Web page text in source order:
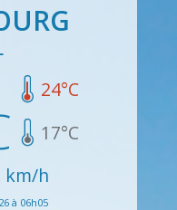
24°C
17°C
km/h
à 06h05